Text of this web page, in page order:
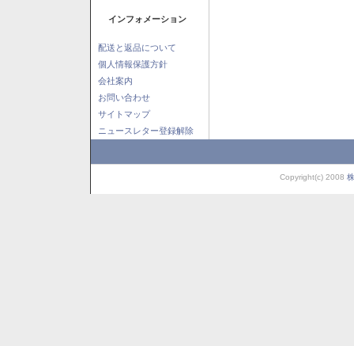
インフォメーション
配送と返品について
個人情報保護方針
会社案内
お問い合わせ
サイトマップ
ニュースレター登録解除
Copyright(c) 2008